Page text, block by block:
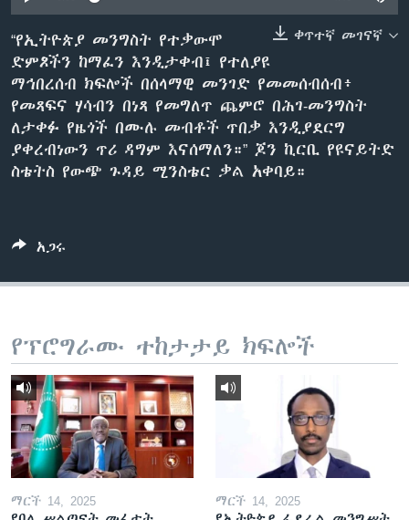
ቋንቋዎች
ቀጥተኛ መገናኛ
“የኢትዮጵያ መንግስት የተቃውሞ
ድምጾችን ከማፈን እንዲታቀብ፤ የተለያዩ
ማኅበረሰብ ክፍሎች በሰላማዊ መንገድ የመመሰብሰብ፥
የመጻፍና ሃሳብን በነጻ የመግለጥ ጨምሮ በሕገ-መንግስት
ለታቀፉ የዜጎች በሙሉ መብቶች ጥበቃ እንዲያደርግ
ያቀረብነውን ጥሪ ዳግም እናሰማለን።” ጆን ኪርቢ የዩናይትድ
ስቴትስ የውጭ ጉዳይ ሚንስቴር ቃል አቀባይ።
አጋሩ
የፕሮግራሙ ተከታታይ ክፍሎች
ማርች 14, 2025 ማርች 14, 2025